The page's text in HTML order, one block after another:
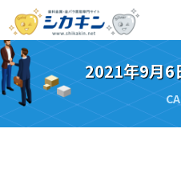
2021年9月6